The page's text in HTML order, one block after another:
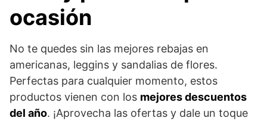
ocasión
No te quedes sin las mejores rebajas en
americanas, leggins y sandalias de flores.
Perfectas para cualquier momento, estos
productos vienen con los mejores descuentos
del año. ¡Aprovecha las ofertas y dale un toque